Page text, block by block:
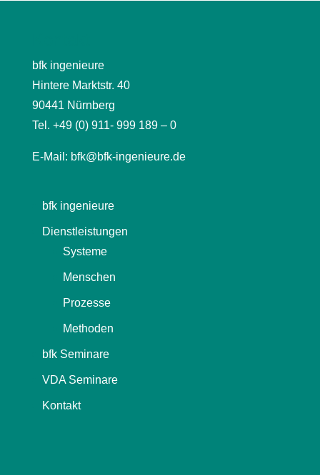
bfk ingenieure
Hintere Marktstr. 40
90441 Nürnberg
Tel. +49 (0) 911- 999 189 – 0
E-Mail: bfk@bfk-ingenieure.de
bfk ingenieure
Dienstleistungen
Systeme
Menschen
Prozesse
Methoden
bfk Seminare
VDA Seminare
Kontakt